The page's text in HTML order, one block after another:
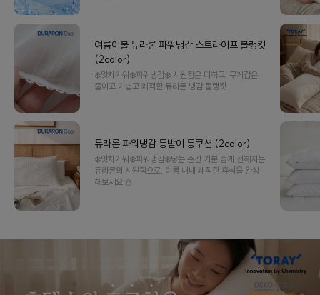
여름이불 듀라론 파워냉감 스트라이프 블랭킷
(2color)
❄️앗차가워❄️파워냉감❄️ 시원함은 더하고, 무게감은
줄이고.가볍고 쾌적한 듀라론 냉감 블랭킷.
듀라론 파워냉감 등받이 등쿠션 (2color)
❄️앗차가워❄️파워냉감❄️닿는 순간 기분 좋게 전해지는
듀라론의 시원함으로, 여름 내내 쾌적한 휴식을 완성
해보세요.⛄